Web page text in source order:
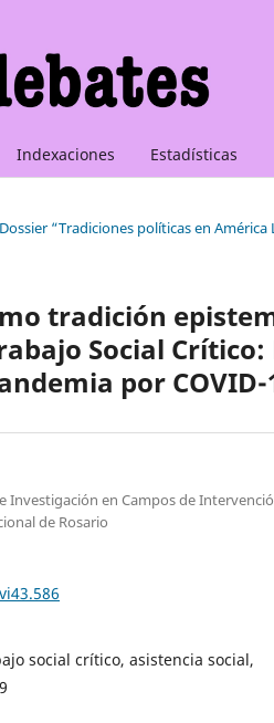
Indexaciones Estadísticas
“Tradiciones políticas en
tradición
Social Crítico:
por COVID-
Investigación en Campos de
de Rosario
social crítico, asistencia social,